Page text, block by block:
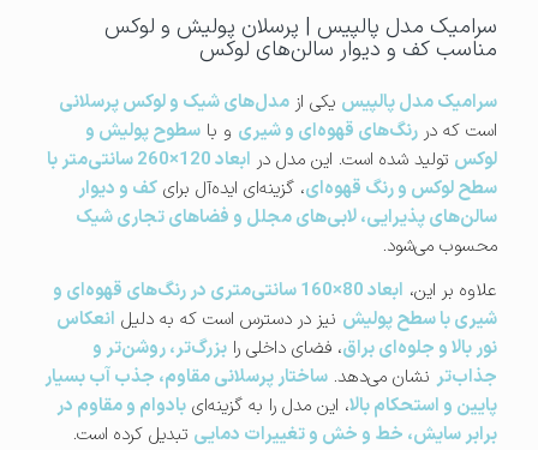
سرامیک مدل پالپیس | پرسلان پولیش و لوکس
مناسب کف و دیوار سالن‌های لوکس
سرامیک مدل پالپیس یکی از مدل‌های شیک و لوکس پرسلانی
است که در رنگ‌های قهوه‌ای و شیری و با سطوح پولیش و
لوکس تولید شده است. این مدل در
ابعاد 120×260 سانتی‌متر با
سطح لوکس و رنگ قهوه‌ای، گزینه‌ای ایده‌آل برای کف و دیوار
سالن‌های پذیرایی، لابی‌های مجلل و فضاهای تجاری شیک
محسوب می‌شود.
علاوه بر این،
ابعاد 80×160 سانتی‌متری در رنگ‌های قهوه‌ای و
شیری با سطح پولیش نیز در دسترس است که به دلیل انعکاس
نور بالا و جلوه‌ای براق، فضای داخلی را بزرگ‌تر، روشن‌تر و
جذاب‌تر نشان می‌دهد. ساختار پرسلانی مقاوم، جذب آب بسیار
پایین و استحکام بالا، این مدل را به گزینه‌ای بادوام و مقاوم در
برابر سایش، خط و خش و تغییرات دمایی تبدیل کرده است.